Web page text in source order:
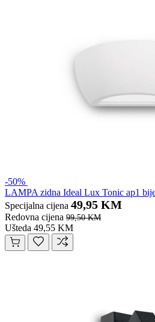
-50%
LAMPA zidna Ideal Lux Tonic ap1
Specijalna cijena 49,95 KM
Redovna cijena 99,50 KM
Ušteda 49,55 KM